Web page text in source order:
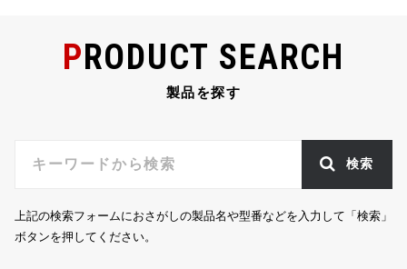
PRODUCT SEARCH
製品を探す
検索
上記の検索フォームにおさがしの製品名や型番などを入力して「検索」
ボタンを押してください。